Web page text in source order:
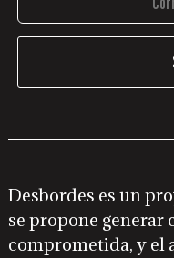
Desbordes es un
se propone generar
comprometida, y el